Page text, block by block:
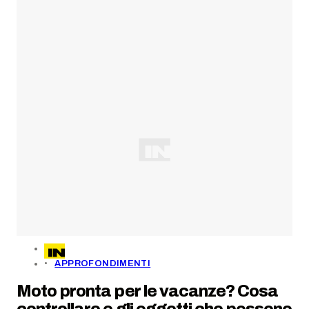
APPROFONDIMENTI
Moto pronta per le vacanze? Cosa